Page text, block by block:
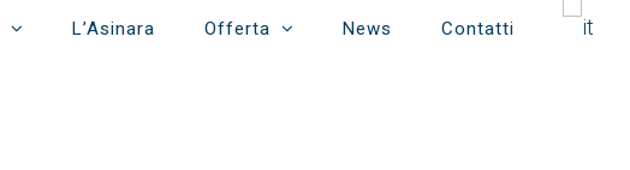
L’Asinara Offerta News Contatti